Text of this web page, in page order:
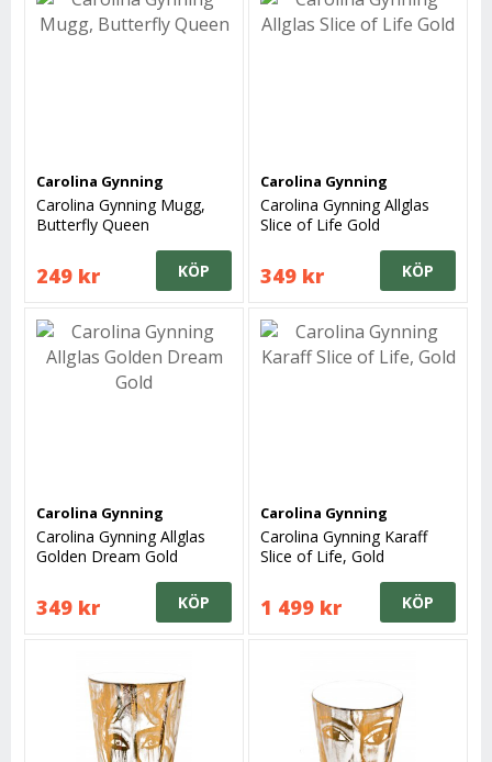
Carolina Gynning
Carolina Gynning Mugg,
Butterfly Queen
249 kr KÖP
Carolina Gynning
Carolina Gynning Allglas
Slice of Life Gold
349 kr KÖP
Carolina Gynning
Carolina Gynning Allglas
Golden Dream Gold
349 kr KÖP
Carolina Gynning
Carolina Gynning Karaff
Slice of Life, Gold
1 499 kr KÖP